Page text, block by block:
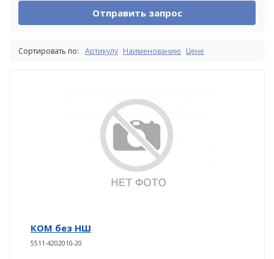
Отправить запрос
Сортировать по: Артикулу Наименованию Цене
КОМ без НШ
5511-4202010-20